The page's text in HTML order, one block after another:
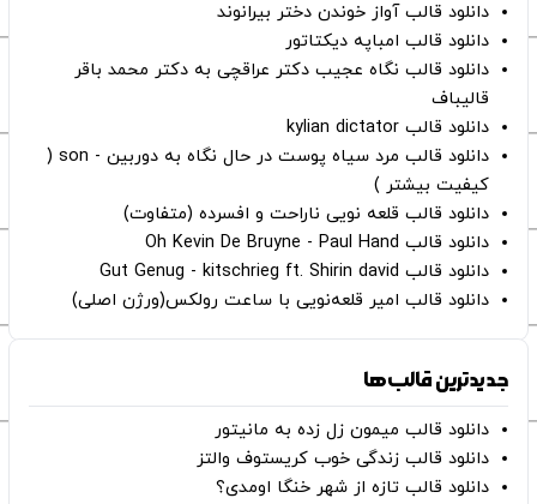
دانلود قالب آواز خوندن دختر بیرانوند
دانلود قالب امباپه دیکتاتور
دانلود قالب نگاه عجیب دکتر عراقچی به دکتر محمد باقر
قالیباف
دانلود قالب kylian dictator
دانلود قالب مرد سیاه پوست در حال نگاه به دوربین - son (
کیفیت بیشتر )
دانلود قالب قلعه نویی ناراحت و افسرده (متفاوت)
دانلود قالب Oh Kevin De Bruyne - Paul Hand
دانلود قالب Gut Genug - kitschrieg ft. Shirin david
دانلود قالب امیر قلعه‌نویی با ساعت رولکس(ورژن اصلی)
جدیدترین قالب‌ها
دانلود قالب میمون زل زده به مانیتور
دانلود قالب زندگی خوب کریستوف والتز
دانلود قالب تازه از شهر خنگا اومدی؟